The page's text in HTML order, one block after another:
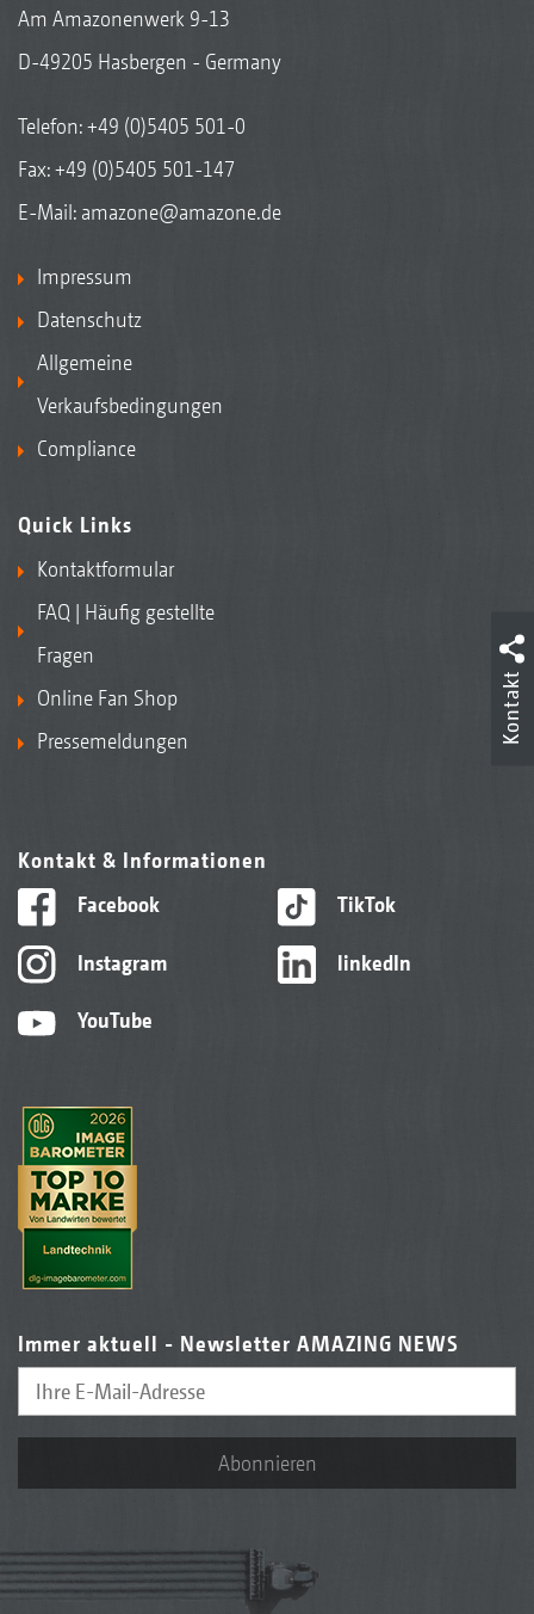
Am Amazonenwerk 9-13
D-49205 Hasbergen - Germany
Telefon:+49 (0)5405 501-0
Fax: +49 (0)5405 501-147
E-Mail: amazone@amazone.de
Impressum
Datenschutz
Allgemeine
Verkaufsbedingungen
Compliance
Quick Links
Kontaktformular
FAQ | Häufig gestellte
Fragen
Online Fan Shop
Pressemeldungen
Kontakt & Informationen
Facebook
Instagram
YouTube
TikTok
linkedIn
Immer aktuell - Newsletter AMAZING NEWS
Abonnieren
Kontakt